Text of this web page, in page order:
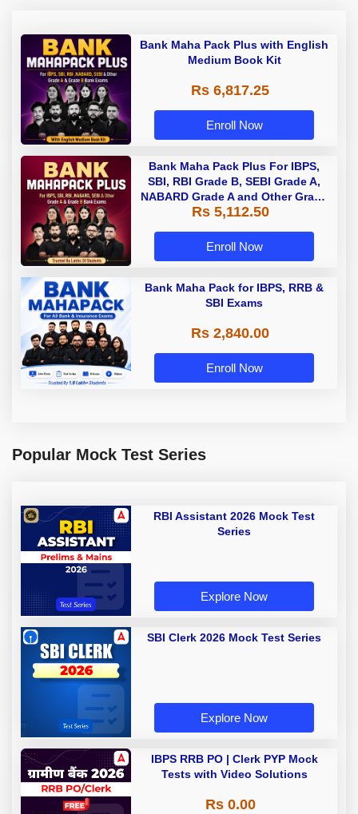
Bank Maha Pack Plus with English
Medium Book Kit
Rs 6,817.25
Enroll Now
Bank Maha Pack Plus For IBPS,
SBI, RBI Grade B, SEBI Grade A,
NABARD Grade A and Other Grade
A & Grade B Bank Exams
Rs 5,112.50
Enroll Now
Bank Maha Pack for IBPS, RRB &
SBI Exams
Rs 2,840.00
Enroll Now
Popular Mock Test Series
RBI Assistant 2026 Mock Test
Series
Explore Now
SBI Clerk 2026 Mock Test Series
Explore Now
IBPS RRB PO | Clerk PYP Mock
Tests with Video Solutions
Rs 0.00